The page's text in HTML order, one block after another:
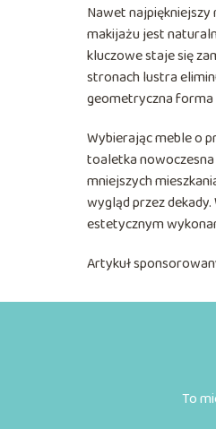
Nawet
makijażu jest
kluczowe staje się
stronach lustra
geometryczna forma
Wybierając meble o
toaletka nowoczesna
mniejszych
wygląd przez
estetycznym
Artykuł
To